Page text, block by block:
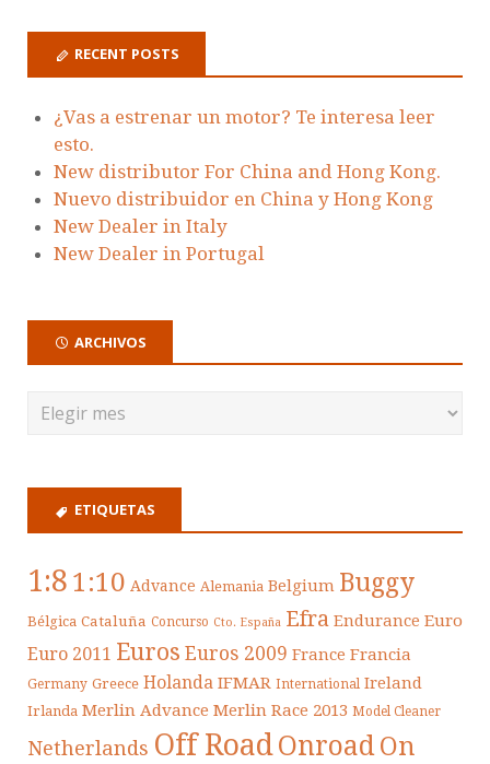
RECENT POSTS
¿Vas a estrenar un motor? Te interesa leer
esto.
New distributor For China and Hong Kong.
Nuevo distribuidor en China y Hong Kong
New Dealer in Italy
New Dealer in Portugal
ARCHIVOS
ETIQUETAS
1:8 1:10 Advance Alemania Belgium Buggy
Bélgica Cataluña Concurso Cto. España Efra Endurance Euro
Euro 2011 Euros Euros 2009 France Francia
Germany Greece Holanda IFMAR International Ireland
Irlanda Merlin Advance Merlin Race 2013 Model Cleaner
Netherlands Off RoadOnroad On